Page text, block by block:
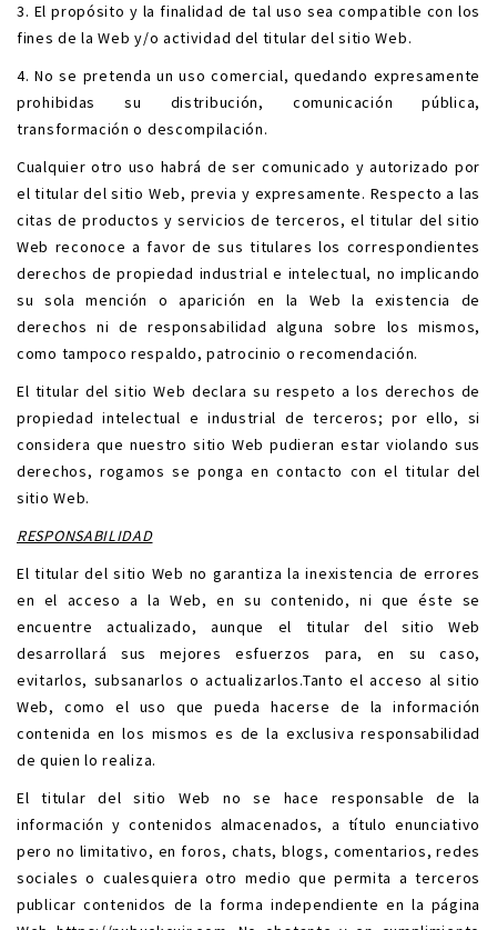
3. El propósito y la finalidad de tal uso sea compatible con los
fines de la Web y/o actividad del titular del sitio Web.
4. No se pretenda un uso comercial, quedando expresamente
prohibidas su distribución, comunicación pública,
transformación o descompilación.
Cualquier otro uso habrá de ser comunicado y autorizado por
el titular del sitio Web, previa y expresamente. Respecto a las
citas de productos y servicios de terceros, el titular del sitio
Web reconoce a favor de sus titulares los correspondientes
derechos de propiedad industrial e intelectual, no implicando
su sola mención o aparición en la Web la existencia de
derechos ni de responsabilidad alguna sobre los mismos,
como tampoco respaldo, patrocinio o recomendación.
El titular del sitio Web declara su respeto a los derechos de
propiedad intelectual e industrial de terceros; por ello, si
considera que nuestro sitio Web pudieran estar violando sus
derechos, rogamos se ponga en contacto con el titular del
sitio Web.
RESPONSABILIDAD
El titular del sitio Web no garantiza la inexistencia de errores
en el acceso a la Web, en su contenido, ni que éste se
encuentre actualizado, aunque el titular del sitio Web
desarrollará sus mejores esfuerzos para, en su caso,
evitarlos, subsanarlos o actualizarlos.Tanto el acceso al sitio
Web, como el uso que pueda hacerse de la información
contenida en los mismos es de la exclusiva responsabilidad
de quien lo realiza.
El titular del sitio Web no se hace responsable de la
información y contenidos almacenados, a título enunciativo
pero no limitativo, en foros, chats, blogs, comentarios, redes
sociales o cualesquiera otro medio que permita a terceros
publicar contenidos de la forma independiente en la página